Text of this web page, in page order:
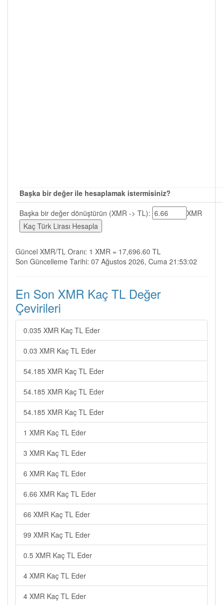
Başka bir değer ile hesaplamak istermisiniz?
Başka bir değer dönüştürün (XMR -> TL):
XMR
Güncel XMR/TL Oranı: 1 XMR = 17,696.60 TL
Son Güncelleme Tarihi: 07 Ağustos 2026, Cuma 21:53:02
En Son XMR Kaç TL Değer
Çevirileri
0.035 XMR Kaç TL Eder
0.03 XMR Kaç TL Eder
54.185 XMR Kaç TL Eder
54.185 XMR Kaç TL Eder
54.185 XMR Kaç TL Eder
1 XMR Kaç TL Eder
3 XMR Kaç TL Eder
6 XMR Kaç TL Eder
6.66 XMR Kaç TL Eder
66 XMR Kaç TL Eder
99 XMR Kaç TL Eder
0.5 XMR Kaç TL Eder
4 XMR Kaç TL Eder
4 XMR Kaç TL Eder